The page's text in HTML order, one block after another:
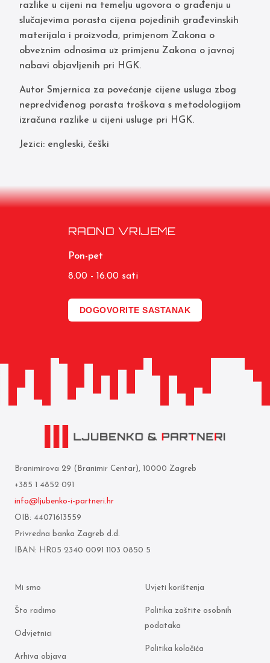
razlike u cijeni na temelju ugovora o građenju u
slučajevima porasta cijena pojedinih građevinskih
materijala i proizvoda, primjenom Zakona o
obveznim odnosima uz primjenu Zakona o javnoj
nabavi objavljenih pri HGK.
Autor Smjernica za povećanje cijene usluga zbog
nepredviđenog porasta troškova s metodologijom
izračuna razlike u cijeni usluge pri HGK.
Jezici: engleski, češki
RADNO VRIJEME
Pon-pet
8.00 - 16.00 sati
DOGOVORITE SASTANAK
Branimirova 29 (Branimir Centar), 10000 Zagreb
+385 1 4852 091
info@ljubenko-i-partneri.hr
OIB: 44071613559
Privredna banka Zagreb d.d.
IBAN: HR05 2340 0091 1103 0850 5
Mi smo
Što radimo
Odvjetnici
Arhiva objava
Uvjeti korištenja
Politika zaštite osobnih
podataka
Politika kolačića